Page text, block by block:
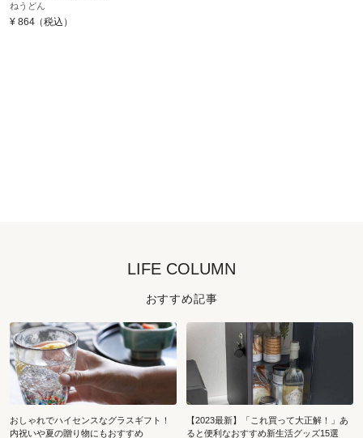
ねうどん
¥ 864（税込）
LIFE COLUMN
おすすめ記事
おしゃれでハイセンスなグラスギフト！
内祝いや夏の贈り物にもおすすめ
【2023最新】「これ買って大正解！」あ
ると便利なおすすめ新生活グッズ15選